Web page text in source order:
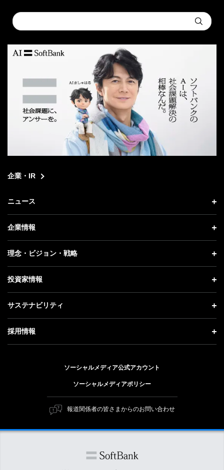
Conduct
a
Submit
企業・IR
ニュース
ニュース トップ
プレスリリース
更新情報
記者説明会
企業情報
企業情報 トップ
社長メッセージ
事業紹介
ガバナンス
理念・ビジョン・戦略
理念・ビジョン・戦略 トップ
成長戦略「Activate AI for Society」
人材戦略
投資家情報
投資家情報 トップ
経営方針
個人投資家の皆さまへ
株式と社債について
サステナビリティ
サステナビリティ トップ
トップメッセージ
ESG方針・体制
マテリアリティ（重要課題）
ESGの主な取り組み
採用情報
障がい者採用
ソフトバンク クルー採用
ソーシャルメディア公式アカウント
ソーシャルメディアポリシー
報道関係者の皆さまからのお問い合わせ